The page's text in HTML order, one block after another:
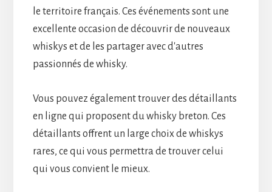
le territoire français. Ces événements sont une
excellente occasion de découvrir de nouveaux
whiskys et de les partager avec d'autres
passionnés de whisky.
Vous pouvez également trouver des détaillants
en ligne qui proposent du whisky breton. Ces
détaillants offrent un large choix de whiskys
rares, ce qui vous permettra de trouver celui
qui vous convient le mieux.